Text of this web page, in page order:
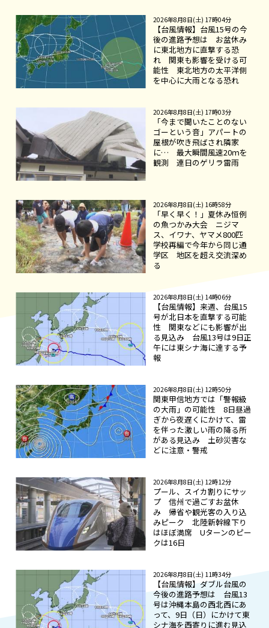
2026年8月8日(土) 17時04分
【台風情報】台風15号の今
後の進路予想は お盆休み
に東北地方に直撃する恐
れ 関東も影響を受ける可
能性 東北地方の太平洋側
を中心に大雨となる恐れ
2026年8月8日(土) 17時03分
「今まで聞いたことのない
ゴーという音」アパートの
屋根が吹き飛ばされ隣家
に… 最大瞬間風速20ｍを
観測 連日のゲリラ雷雨
2026年8月8日(土) 16時58分
「早く早く！」夏休み恒例
の魚つかみ大会 ニジマ
ス、イワナ、ヤマメ800匹
学校再編で今年から同じ通
学区 地区を超え交流深め
る
2026年8月8日(土) 14時06分
【台風情報】来週、台風15
号が北日本を直撃する可能
性 関東などにも影響が出
る見込み 台風13号は9日正
午には東シナ海に達する予
報
2026年8月8日(土) 12時50分
関東甲信地方では「警報級
の大雨」の可能性 8日昼過
ぎから夜遅くにかけて、雷
を伴った激しい雨の降る所
がある見込み 土砂災害な
どに注意・警戒
2026年8月8日(土) 12時12分
プール、スイカ割りにサッ
プ 信州で過ごすお盆休
み 帰省や観光客の入り込
みピーク 北陸新幹線下り
はほぼ満席 Uターンのピー
クは16日
2026年8月8日(土) 11時34分
【台風情報】ダブル台風の
今後の進路予想は 台風13
号は沖縄本島の西北西にあ
って、9日（日）にかけて東
シナ海を西寄りに進む見込